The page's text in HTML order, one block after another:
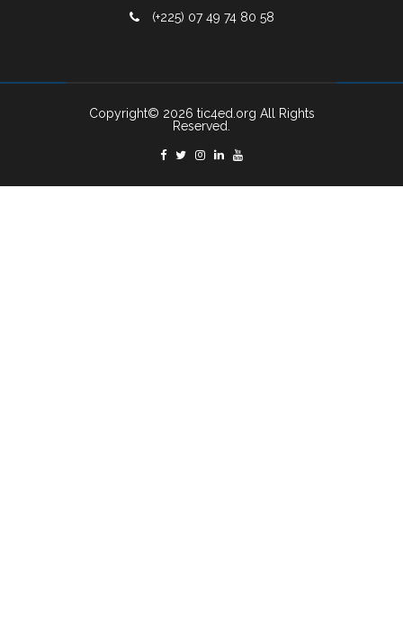
(+225) 07 49 74 80 58
Copyright© 2026 tic4ed.org All Rights
Reserved.